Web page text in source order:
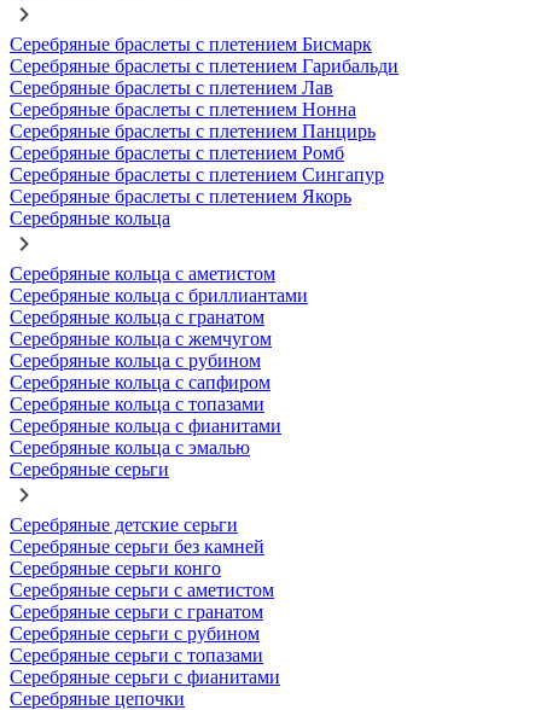
Серебряные браслеты с плетением Бисмарк
Серебряные браслеты с плетением Гарибальди
Серебряные браслеты с плетением Лав
Серебряные браслеты с плетением Нонна
Серебряные браслеты с плетением Панцирь
Серебряные браслеты с плетением Ромб
Серебряные браслеты с плетением Сингапур
Серебряные браслеты с плетением Якорь
Серебряные кольца
Серебряные кольца с аметистом
Серебряные кольца с бриллиантами
Серебряные кольца с гранатом
Серебряные кольца с жемчугом
Серебряные кольца с рубином
Серебряные кольца с сапфиром
Серебряные кольца с топазами
Серебряные кольца с фианитами
Серебряные кольца с эмалью
Серебряные серьги
Серебряные детские серьги
Серебряные серьги без камней
Серебряные серьги конго
Серебряные серьги с аметистом
Серебряные серьги с гранатом
Серебряные серьги с рубином
Серебряные серьги с топазами
Серебряные серьги с фианитами
Серебряные цепочки